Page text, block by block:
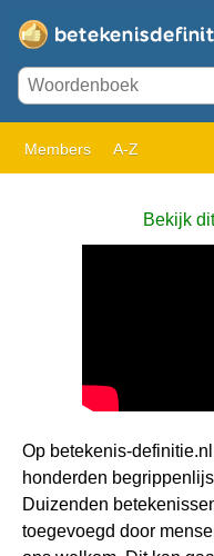
Members A-Z
Bekijk
Op betekenis-
honderden
Duizenden
toegevoegd door